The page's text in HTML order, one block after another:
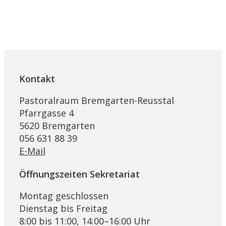
Kontakt
Pastoralraum Bremgarten-Reusstal
Pfarrgasse 4
5620 Bremgarten
056 631 88 39
E-Mail
Öffnungszeiten Sekretariat
Montag geschlossen
Dienstag bis Freitag
8:00 bis 11:00, 14:00–16:00 Uhr